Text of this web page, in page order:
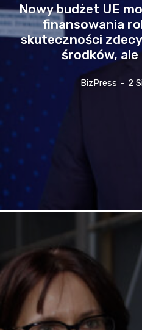
Nowy budżet UE
finansowania
skuteczności
środków,
BizPress - 2